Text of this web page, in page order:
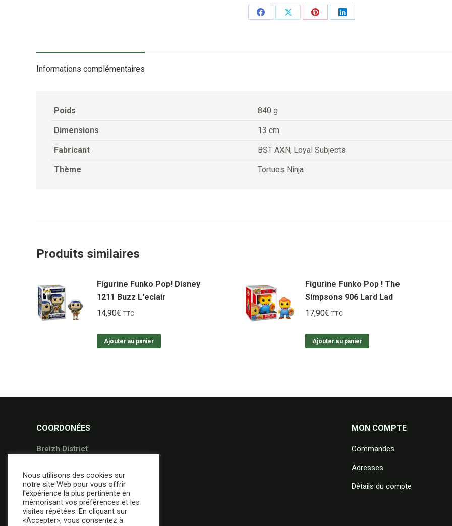
Share
Share
Share
Share
Informations complémentaires
Poids 840 g
Dimensions 13 cm
Fabricant BST AXN, Loyal Subjects
Thème Tortues Ninja
Produits similaires
Figurine Funko Pop! Disney
1211 Buzz L'eclair
14,90€ TTC
Ajouter au panier
Figurine Funko Pop ! The
Simpsons 906 Lard Lad
17,90€ TTC
Ajouter au panier
COORDONÉES
Breizh District
56000 Vannes
02.97.49.95.09
contact@breizh-district.com
MON COMPTE
Commandes
Adresses
Détails du compte
Nous utilisons des cookies sur
notre site Web pour vous offrir
l'expérience la plus pertinente en
mémorisant vos préférences et les
visites répétées. En cliquant sur
«Accepter», vous consentez à